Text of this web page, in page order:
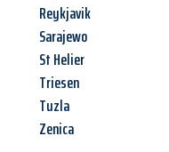
Reykjavik
Sarajewo
St Helier
Triesen
Tuzla
Zenica